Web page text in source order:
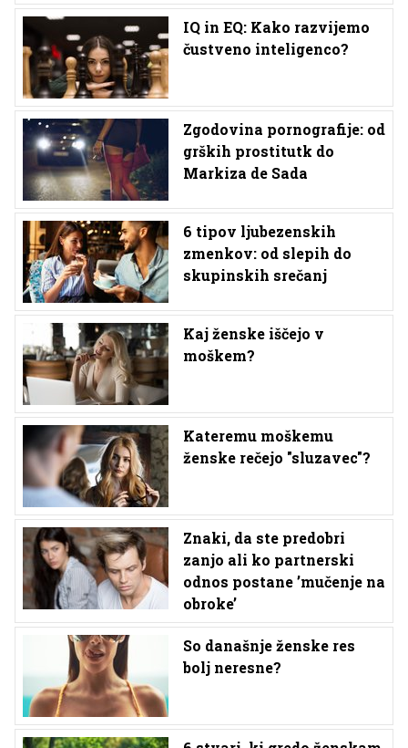
IQ in EQ: Kako razvijemo
čustveno inteligenco?
Zgodovina pornografije: od
grških prostitutk do
Markiza de Sada
6 tipov ljubezenskih
zmenkov: od slepih do
skupinskih srečanj
Kaj ženske iščejo v
moškem?
Kateremu moškemu
ženske rečejo "sluzavec"?
Znaki, da ste predobri
zanjo ali ko partnerski
odnos postane ’mučenje na
obroke’
So današnje ženske res
bolj neresne?